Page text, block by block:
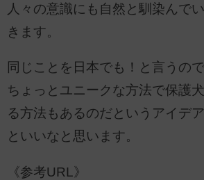
人々の意識にも自然と馴染んで
きます。
同じことを日本でも！と言うの
ちょっとユニークな方法で保護
る方法もあるのだというアイデ
といいなと思います。
《参考URL》